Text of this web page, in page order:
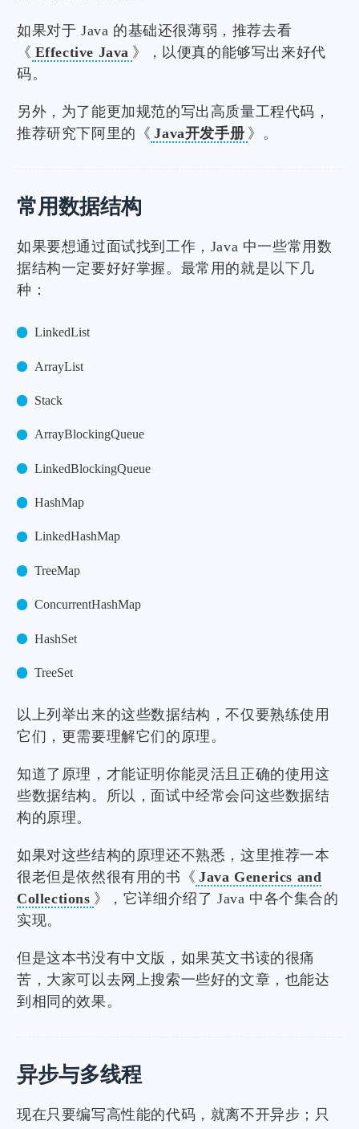
如果对于 Java 的基础还很薄弱，推荐去看
《 Effective Java 》，以便真的能够写出来好代
码。
另外，为了能更加规范的写出高质量工程代码，
推荐研究下阿里的《 Java开发手册 》。
常用数据结构
如果要想通过面试找到工作，Java 中一些常用数
据结构一定要好好掌握。最常用的就是以下几
种：
LinkedList
ArrayList
Stack
ArrayBlockingQueue
LinkedBlockingQueue
HashMap
LinkedHashMap
TreeMap
ConcurrentHashMap
HashSet
TreeSet
以上列举出来的这些数据结构，不仅要熟练使用
它们，更需要理解它们的原理。
知道了原理，才能证明你能灵活且正确的使用这
些数据结构。所以，面试中经常会问这些数据结
构的原理。
如果对这些结构的原理还不熟悉，这里推荐一本
很老但是依然很有用的书《 Java Generics and
Collections 》，它详细介绍了 Java 中各个集合的
实现。
但是这本书没有中文版，如果英文书读的很痛
苦，大家可以去网上搜索一些好的文章，也能达
到相同的效果。
异步与多线程
现在只要编写高性能的代码，就离不开异步；只